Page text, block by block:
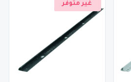
غير متوفر